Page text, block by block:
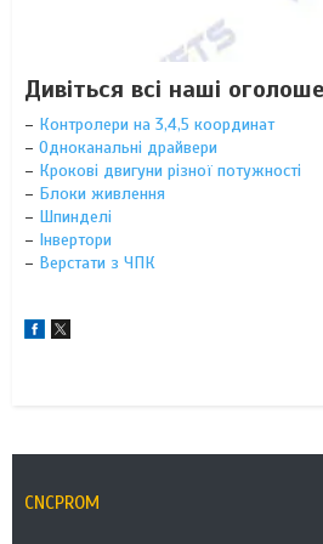
Дивіться всі наші
– Контролери на 3,4,5 координат
– Одноканальні драйвери
– Крокові двигуни різної потужності
– Блоки живлення
– Шпинделі
– Інвертори
– Верстати з ЧПК
CNCPROM